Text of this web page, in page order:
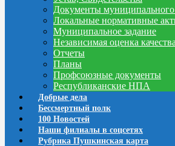
Документы муниципального
Локальные нормативные
Муниципальное задание
Независимая оценка качества
Отчеты
Планы
Профсоюзные документы
Республиканские НПА
Добрые дела
Бессмертный полк
100 Новостей
Наши филиалы в соцсетях
Рубрика Пушкинская карта